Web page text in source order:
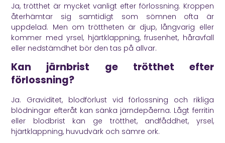
Ja, trötthet är mycket vanligt efter förlossning. Kroppen
återhämtar sig samtidigt som sömnen ofta är
uppdelad. Men om tröttheten är djup, långvarig eller
kommer med yrsel, hjärtklappning, frusenhet, håravfall
eller nedstämdhet bör den tas på allvar.
Kan järnbrist ge trötthet efter
förlossning?
Ja. Graviditet, blodförlust vid förlossning och rikliga
blödningar efteråt kan sänka järndepåerna. Lågt ferritin
eller blodbrist kan ge trötthet, andfåddhet, yrsel,
hjärtklappning, huvudvärk och sämre ork.